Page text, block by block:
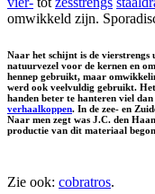
omwikkeld zijn.
Naar het schijnt is de vierstrengs
natuurvezel voor de kernen en
hennep gebruikt, maar
werd ook veelvuldig gebruikt.
handen beter te hanteren viel
verhaalkoppen. In de zee- en
Naar men zegt was J.C. den
productie van dit materiaal
Zie ook: cobratros.